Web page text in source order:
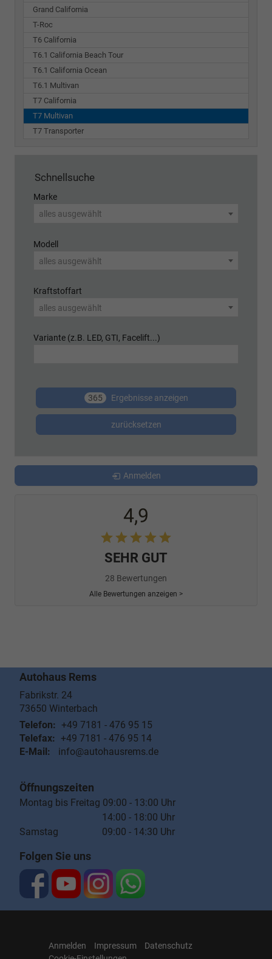
Grand California
T-Roc
T6 California
T6.1 California Beach Tour
T6.1 California Ocean
T6.1 Multivan
T7 California
T7 Multivan
T7 Transporter
Schnellsuche
Marke
alles ausgewählt
Modell
alles ausgewählt
Kraftstoffart
alles ausgewählt
Variante (z.B. LED, GTI, Facelift...)
365 Ergebnisse anzeigen
zurücksetzen
Anmelden
4,9
SEHR GUT
28 Bewertungen
Alle Bewertungen anzeigen >
Autohaus Rems
Fabrikstr. 24
73650 Winterbach
Telefon: +49 7181 - 476 95 15
Telefax: +49 7181 - 476 95 14
E-Mail:
info@autohausrems.de
Öffnungszeiten
Montag bis Freitag 09:00 - 13:00 Uhr
14:00 - 18:00 Uhr
Samstag 09:00 - 14:30 Uhr
Folgen Sie uns
Anmelden Impressum
Datenschutz